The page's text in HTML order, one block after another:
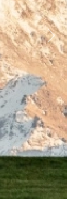
Next